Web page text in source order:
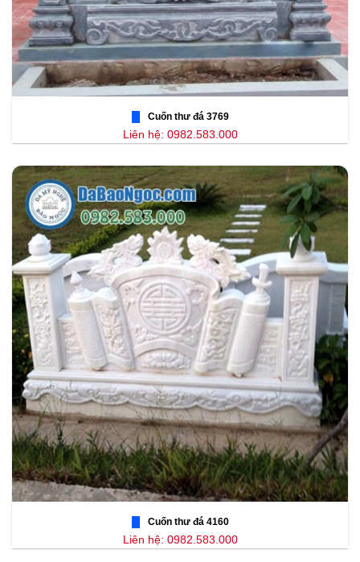
Cuốn thư đá 3769
Liên hệ: 0982.583.000
Cuốn thư đá 4160
Liên hệ: 0982.583.000